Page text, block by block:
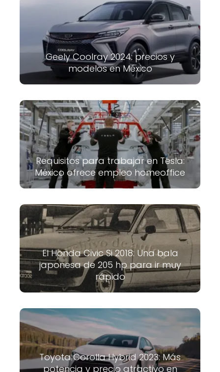
Geely Coolray 2024: precios y
modelos en México
Requisitos para trabajar en Tesla:
México ofrece empleo homeoffice
El Honda Civic Si 2018: Una bala
japonesa de 205 hp para ir muy
rápido
Toyota Corolla Hybrid 2023: Más
potencia y precio atractivo en